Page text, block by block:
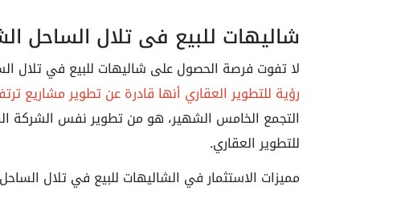
شاليهات للبيع في تلال الساحل
لا تفوت فرصة الحصول على شاليهات للبيع في تلال
رؤية للتطوير العقاري أنها قادرة عن تطوير مشاريع
التجمع الخامس الشهير، هو من تطوير نفس الشركة
للتطوير العقاري.
مميزات الاستثمار في الشاليهات للبيع في تلال